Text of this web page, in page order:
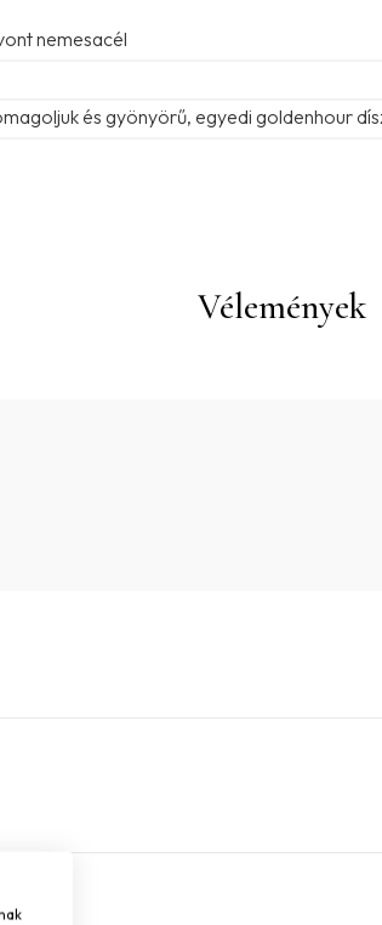
nemesacél
és gyönyörű, egyedi goldenhour
Vélemények